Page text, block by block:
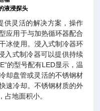
液浸探头
供灵活的解决方案，操作
应用于与加热循环器配合
冰使用。浸入式制冷器环
入式制冷器可以提供持续
的型号配有LED显示，温
却盘管或灵活的不锈钢材
速冷却。不锈钢材质的外
占地面积小。